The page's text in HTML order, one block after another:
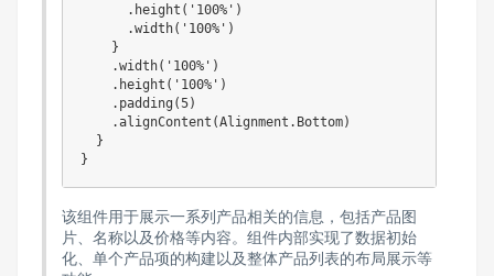
      .height('100%')
      .width('100%')
    }
    .width('100%')
    .height('100%')
    .padding(5)
    .alignContent(Alignment.Bottom)
  }
}
该组件用于展示一系列产品相关的信息，包括产品图
片、名称以及价格等内容。组件内部实现了数据初始
化、单个产品项的构建以及整体产品列表的布局展示等